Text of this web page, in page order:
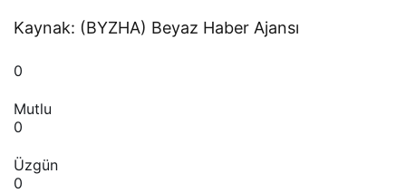
Kaynak: (BYZHA) Beyaz Haber Ajansı
0
Mutlu
0
Üzgün
0